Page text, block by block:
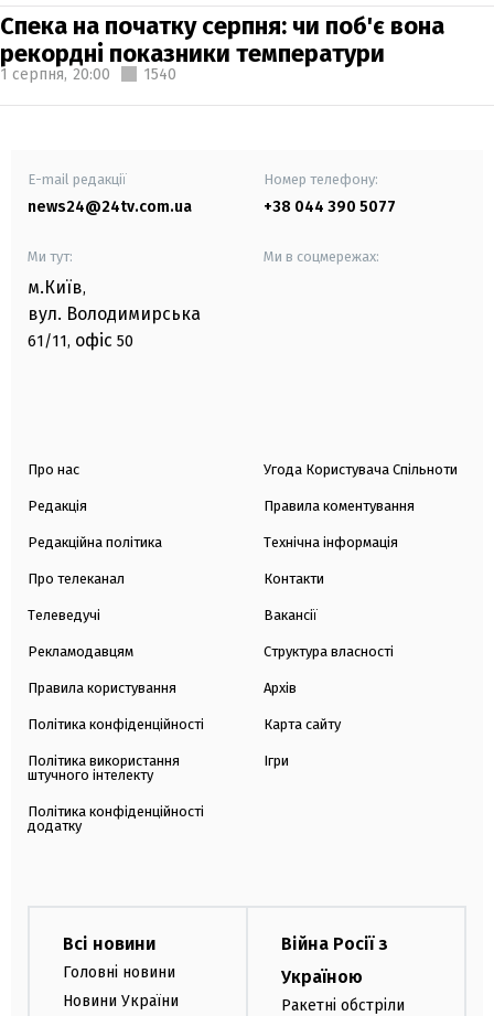
Спека на початку серпня: чи поб'є вона
рекордні показники температури
1 серпня, 20:00 1540
E-mail редакції
news24@24tv.com.ua
Номер телефону:
+38 044 390 5077
Ми тут:
м.Київ,
вул. Володимирська
61/11, офіс 50
Ми в соцмережах:
Про нас
Редакція
Редакційна політика
Про телеканал
Телеведучі
Рекламодавцям
Правила користування
Політика конфіденційності
Політика використання
штучного інтелекту
Політика конфіденційності
додатку
Угода Користувача Спільноти
Правила коментування
Технічна інформація
Контакти
Вакансії
Структура власності
Архів
Карта сайту
Ігри
Всі новини
Головні новини
Новини України
Війна Росії з
Україною
Ракетні обстріли